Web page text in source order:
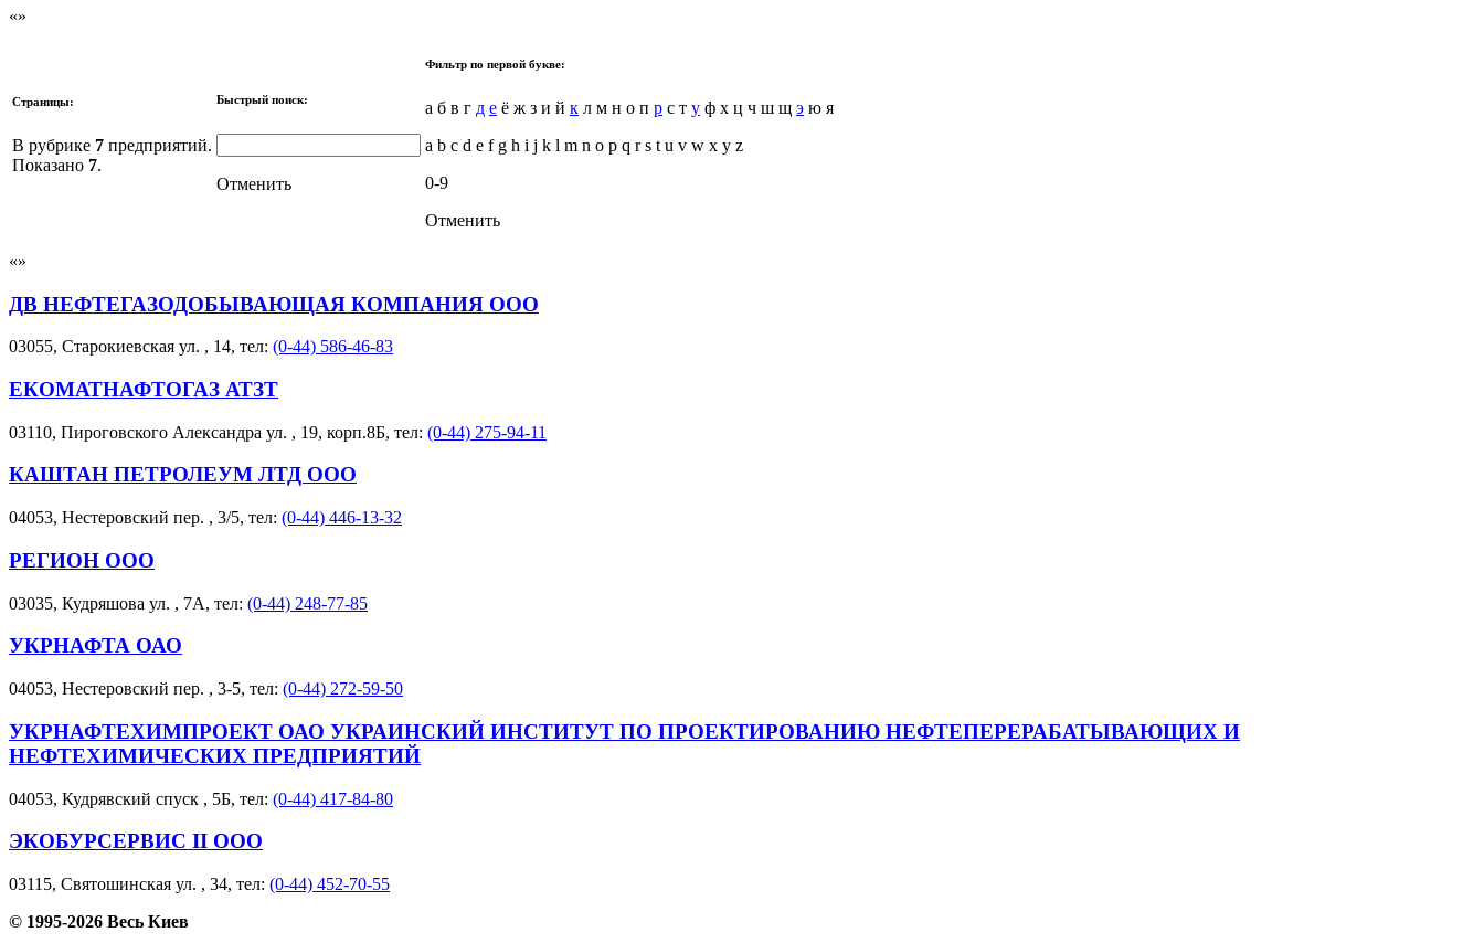
Страницы:
В рубрике 7 предприятий.
Показано 7.
Быстрый поиск:
Отменить
Фильтр по первой букве:
а б в г д е ё ж з и й к л м н о п р с т у ф х ц ч ш щ э ю я
a b c d e f g h i j k l m n o p q r s t u v w x y z
0-9
Отменить
ДВ НЕФТЕГАЗОДОБЫВАЮЩАЯ КОМПАНИЯ ООО
03055, Старокиевская ул. , 14, тел: (0-44) 586-46-83
ЕКОМАТНАФТОГАЗ АТЗТ
03110, Пироговского Александра ул. , 19, корп.8Б, тел: (0-44) 275-94-11
КАШТАН ПЕТРОЛЕУМ ЛТД ООО
04053, Нестеровский пер. , 3/5, тел: (0-44) 446-13-32
РЕГИОН ООО
03035, Кудряшова ул. , 7А, тел: (0-44) 248-77-85
УКРНАФТА ОАО
04053, Нестеровский пер. , 3-5, тел: (0-44) 272-59-50
УКРНАФТЕХИМПРОЕКТ ОАО УКРАИНСКИЙ ИНСТИТУТ ПО ПРОЕКТИРОВАНИЮ НЕФТЕПЕРЕРАБАТЫВАЮЩИХ И
НЕФТЕХИМИЧЕСКИХ ПРЕДПРИЯТИЙ
04053, Кудрявский спуск , 5Б, тел: (0-44) 417-84-80
ЭКОБУРСЕРВИС ІІ ООО
03115, Святошинская ул. , 34, тел: (0-44) 452-70-55
© 1995-2026 Весь Киев